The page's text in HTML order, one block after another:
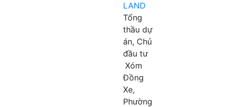
LAND
Tổng
thầu dự
án, Chủ
đầu tư
Xóm
Đồng
Xe,
Phường